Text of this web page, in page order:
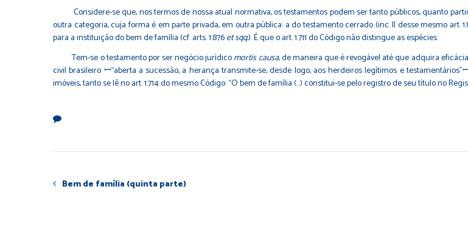
Considere-se que, nos termos de nossa atual normativa, os testamentos podem ser tanto públicos, quanto
outra categoria, cuja forma é em parte privada, em outra pública: a do testamento cerrado (inc. II desse mesmo
para a instituição do bem de família (cf. arts. 1.876et sqq.). É que o art. 1.711 do Código não distingue as espécies.
Tem-se o testamento por ser negócio jurídicomortis causa, de maneira que é revogável até que adquira
civil brasileiro ꟷ“aberta a sucessão, a herança transmite-se, desde logo, aos herdeiros legítimos e
imóveis, tanto se lê no art. 1.714 do mesmo Código: “O bem de família (…) constitui-se pelo registro de seu título no
Bem de família (quinta parte)